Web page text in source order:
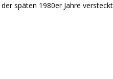
späten 1980er Jahre